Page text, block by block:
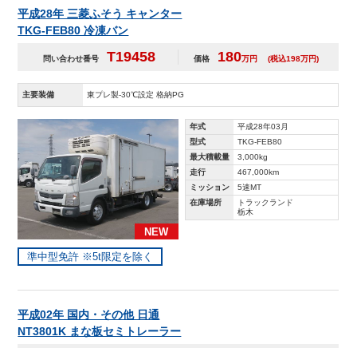
平成28年 三菱ふそう キャンター
TKG-FEB80 冷凍バン
問い合わせ番号 T19458 価格 180万円 (税込198万円)
主要装備 東プレ製-30℃設定 格納PG
NEW
年式
平成28年03月
型式
TKG-FEB80
最大積載量
3,000kg
走行
467,000km
ミッション
5速MT
在庫場所
トラックランド
栃木
準中型免許 ※5t限定を除く
平成02年 国内・その他 日通
NT3801K まな板セミトレーラー